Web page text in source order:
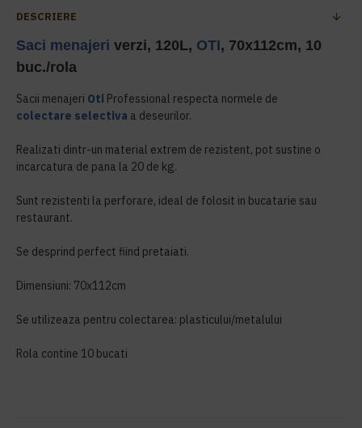
DESCRIERE
Saci menajeri verzi, 120L, OTI, 70x112cm, 10
buc./rola
Sacii menajeri Oti Professional respecta normele de
colectare selectiva a deseurilor.
Realizati dintr-un material extrem de rezistent, pot sustine o
incarcatura de pana la 20 de kg.
Sunt rezistenti la perforare, ideal de folosit in bucatarie sau
restaurant.
Se desprind perfect fiind pretaiati.
Dimensiuni: 70x112cm
Se utilizeaza pentru colectarea: plasticului/metalului
Rola contine 10 bucati